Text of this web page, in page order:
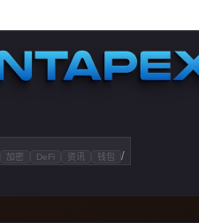
加密 DeFi 资讯 钱包 /